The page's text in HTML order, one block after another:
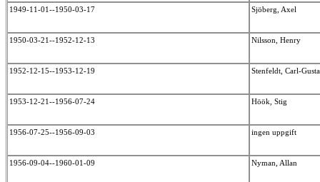
1949-11-01--1950-03-17 Sjöberg, Axel
1950-03-21--1952-12-13 Nilsson, Henry
1952-12-15--1953-12-19 Stenfeldt, Carl-
1953-12-21--1956-07-24 Höök, Stig
1956-07-25--1956-09-03 ingen uppgift
1956-09-04--1960-01-09 Nyman, Allan